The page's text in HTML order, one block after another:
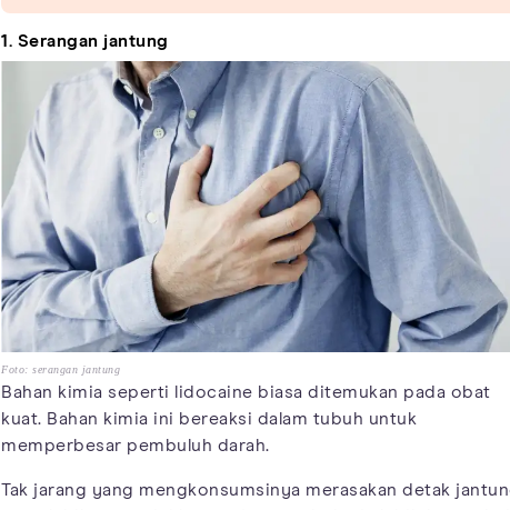
1. Serangan jantung
Foto: serangan jantung
Bahan kimia seperti lidocaine biasa ditemukan pada obat
kuat. Bahan kimia ini bereaksi dalam tubuh untuk
memperbesar pembuluh darah.
Tak jarang yang mengkonsumsinya merasakan detak